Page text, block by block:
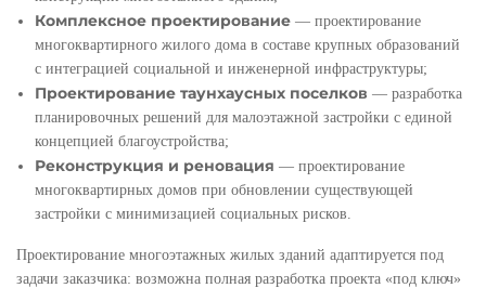
Комплексное проектирование — проектирование
многоквартирного жилого дома в составе крупных образований
с интеграцией социальной и инженерной инфраструктуры;
Проектирование таунхаусных поселков — разработка
планировочных решений для малоэтажной застройки с единой
концепцией благоустройства;
Реконструкция и реновация — проектирование
многоквартирных домов при обновлении существующей
застройки с минимизацией социальных рисков.
Проектирование многоэтажных жилых зданий адаптируется под
задачи заказчика: возможна полная разработка проекта «под ключ»